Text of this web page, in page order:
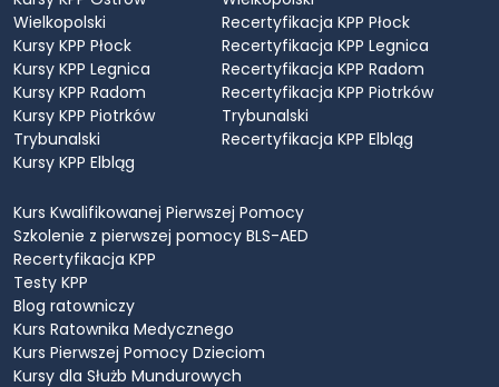
Wielkopolski
Kursy KPP Płock
Kursy KPP Legnica
Kursy KPP Radom
Kursy KPP Piotrków
Trybunalski
Kursy KPP Elbląg
Recertyfikacja KPP Płock
Recertyfikacja KPP Legnica
Recertyfikacja KPP Radom
Recertyfikacja KPP Piotrków
Trybunalski
Recertyfikacja KPP Elbląg
Kurs Kwalifikowanej Pierwszej Pomocy
Szkolenie z pierwszej pomocy BLS-AED
Recertyfikacja KPP
Testy KPP
Blog ratowniczy
Kurs Ratownika Medycznego
Kurs Pierwszej Pomocy Dzieciom
Kursy dla Służb Mundurowych